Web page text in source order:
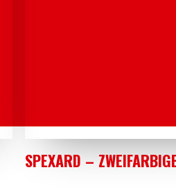
AUSFÜHRUNG
SPEXARD –